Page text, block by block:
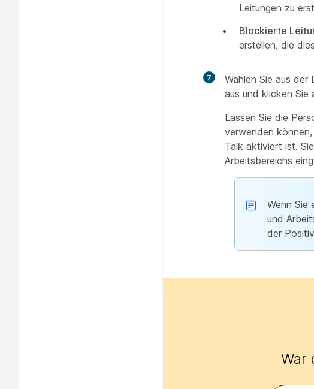
Leitungen zu
Blockierte
erstellen, die
7 Wählen Sie aus
aus und klicken Sie
Lassen Sie die
verwenden
Talk aktiviert ist.
Arbeitsbereichs
Wenn Sie
und
der
War